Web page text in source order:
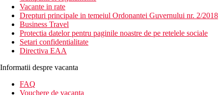
Vacante in rate
Drepturi principale in temeiul Ordonantei Guvernului nr. 2/2018
Business Travel
Protectia datelor pentru paginile noastre de pe retelele sociale
Setari confidentialitate
Directiva EAA
Informatii despre vacanta
FAQ
Vouchere de vacanta